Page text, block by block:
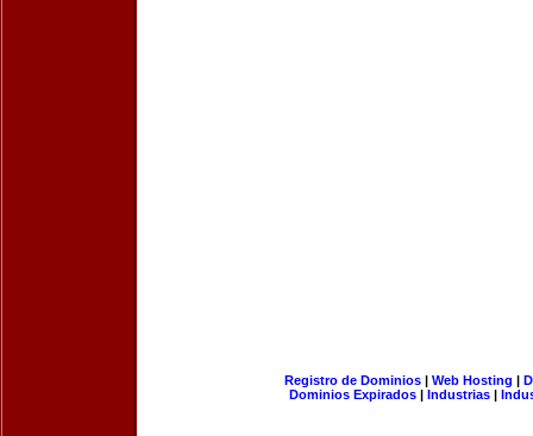
Registro de Dominios| Web Hosting |
Dominios Expirados | Industrias |